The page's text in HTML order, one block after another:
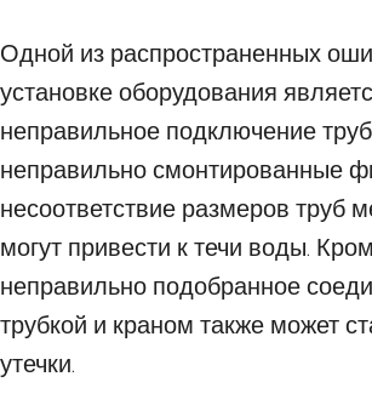
Одной из распространенных
установке оборудования
неправильное подключение
неправильно смонтированные
несоответствие размеров труб
могут привести к течи воды.
неправильно подобранное
трубкой и краном также может
утечки.